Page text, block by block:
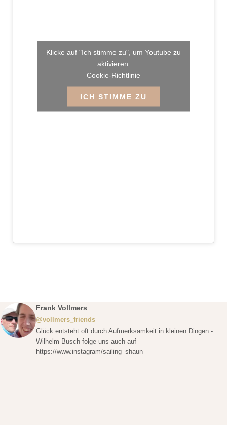
Klicke auf "Ich stimme zu", um Youtube zu
aktivieren
Cookie-Richtlinie
ICH STIMME ZU
Frank Vollmers
@vollmers_friends
Glück entsteht oft durch Aufmerksamkeit in kleinen Dingen -
Wilhelm Busch folge uns auch auf
https://www.instagram/sailing_shaun